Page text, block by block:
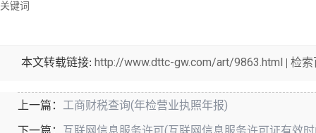
关键词
本文转载链接: http://www.dttc-gw.com/art/9863.html | 检索
上一篇： 工商财税查询(年检营业执照年报)
下一篇：